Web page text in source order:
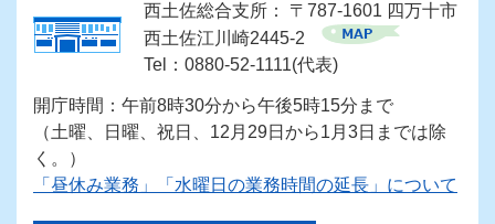
西土佐総合支所： 〒787-1601 四万十市
西土佐江川崎2445-2
Tel：0880-52-1111(代表)
開庁時間：午前8時30分から午後5時15分まで
（土曜、日曜、祝日、12月29日から1月3日までは除
く。）
「昼休み業務」「水曜日の業務時間の延長」について